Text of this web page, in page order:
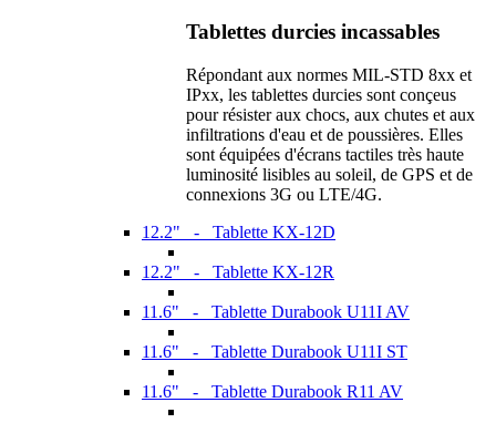
Tablettes durcies incassables
Répondant aux normes MIL-STD 8xx et
IPxx, les tablettes durcies sont conçeus
pour résister aux chocs, aux chutes et aux
infiltrations d'eau et de poussières. Elles
sont équipées d'écrans tactiles très haute
luminosité lisibles au soleil, de GPS et de
connexions 3G ou LTE/4G.
12.2" - Tablette KX-12D
12.2" - Tablette KX-12R
11.6" - Tablette Durabook U11I AV
11.6" - Tablette Durabook U11I ST
11.6" - Tablette Durabook R11 AV